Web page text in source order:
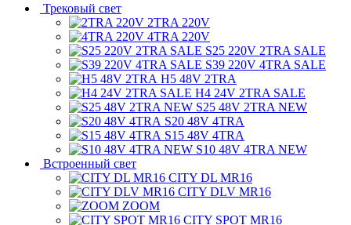
Трековый свет
2TRA 220V
4TRA 220V
S25 220V 2TRA SALE
S39 220V 4TRA SALE
H5 48V 2TRA
H4 24V 2TRA SALE
S25 48V 2TRA NEW
S20 48V 4TRA
S15 48V 4TRA
S10 48V 4TRA NEW
Встроенный свет
CITY DL MR16
CITY DLV MR16
ZOOM
CITY SPOT MR16